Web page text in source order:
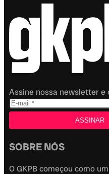
Assine nossa newsletter e
SOBRE NÓS
O GKPB começou como